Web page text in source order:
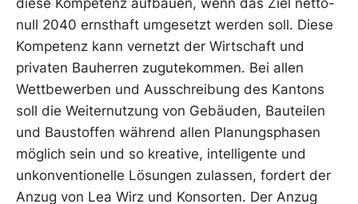
diese Kompetenz aufbauen, wenn das Ziel netto-
null 2040 ernsthaft umgesetzt werden soll. Diese
Kompetenz kann vernetzt der Wirtschaft und
privaten Bauherren zugutekommen. Bei allen
Wettbewerben und Ausschreibung des Kantons
soll die Weiternutzung von Gebäuden, Bauteilen
und Baustoffen während allen Planungsphasen
möglich sein und so kreative, intelligente und
unkonventionelle Lösungen zulassen, fordert der
Anzug von Lea Wirz und Konsorten. Der Anzug